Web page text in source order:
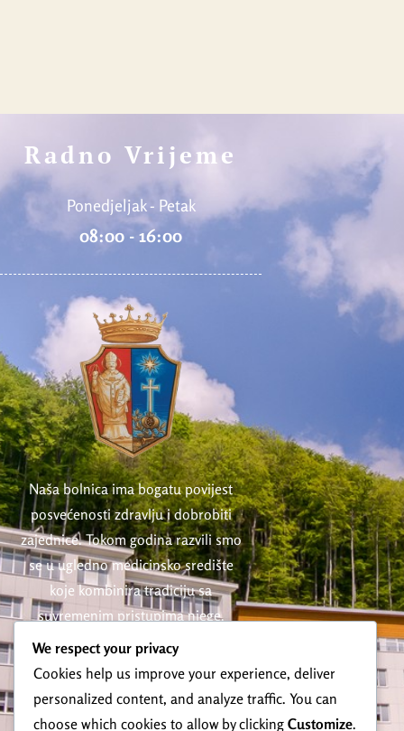
Radno Vrijeme
Ponedjeljak - Petak
08:00 - 16:00
Naša bolnica ima bogatu povijest
posvećenosti zdravlju i dobrobiti
zajednice. Tokom godina razvili smo
se u ugledno medicinsko središte
koje kombinira tradiciju sa
suvremenim pristupima njege.
Kontakt
We respect your privacy
Cookies help us improve your experience, deliver
personalized content, and analyze traffic. You can
choose which cookies to allow by clicking Customize.